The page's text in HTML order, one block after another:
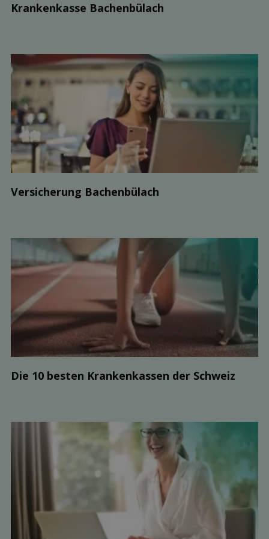
Kranken­kasse Bachenbülach
Ver­sicherung Bachenbülach
Die 10 besten Kranken­kassen der Schweiz